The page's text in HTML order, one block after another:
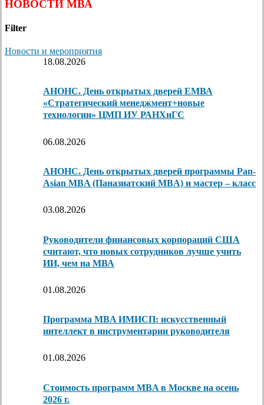
НОВОСТИ МВА
Filter
Новости и мероприятия
18.08.2026
АНОНС. День открытых дверей ЕМВА
«Стратегический менеджмент+новые
технологии» ЦМП ИУ РАНХиГС
06.08.2026
АНОНС. День открытых дверей программы Pan-
Asian MBA (Паназиатский MBA) и мастер – класс
03.08.2026
Руководители финансовых корпораций США
считают, что новых сотрудников лучше учить
ИИ, чем на МВА
01.08.2026
Программа MBA ИМИСП: искусственный
интеллект в инструментарии руководителя
01.08.2026
Стоимость программ MBA в Москве на осень
2026 г.